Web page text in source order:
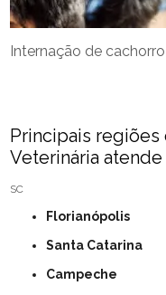
Internação de
Principais regiões
Veterinária atende
SC
Florianópolis
Santa Catarina
Campeche